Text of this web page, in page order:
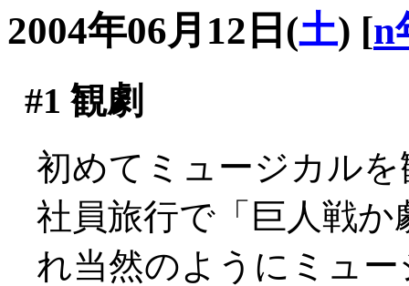
2004年06月12日(土) [n
#1 観劇
初めてミュージカルを
社員旅行で「巨人戦
れ当然のようにミュ